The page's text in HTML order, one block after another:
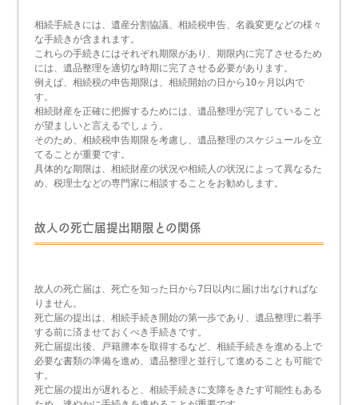
相続手続きには、遺産分割協議、相続税申告、名義変更などの様々
な手続きが含まれます。
これらの手続きにはそれぞれ期限があり、期限内に完了させるため
には、遺品整理を適切な時期に完了させる必要があります。
例えば、相続税の申告期限は、相続開始の日から10ヶ月以内で
す。
相続財産を正確に把握するためには、遺品整理が完了していること
が望ましいと言えるでしょう。
そのため、相続税申告期限を考慮し、遺品整理のスケジュールを立
てることが重要です。
具体的な期限は、相続財産の状況や相続人の状況によって異なるた
め、税理士などの専門家に相談することをお勧めします。
故人の死亡届提出期限との関係
故人の死亡届は、死亡を知った日から7日以内に届け出なければな
りません。
死亡届の提出は、相続手続き開始の第一歩であり、遺品整理に着手
する前に済ませておくべき手続きです。
死亡届提出後、戸籍謄本を取得するなど、相続手続きを進める上で
必要な書類の準備を進め、遺品整理と並行して進めることも可能で
す。
死亡届の提出が遅れると、相続手続きに支障をきたす可能性もある